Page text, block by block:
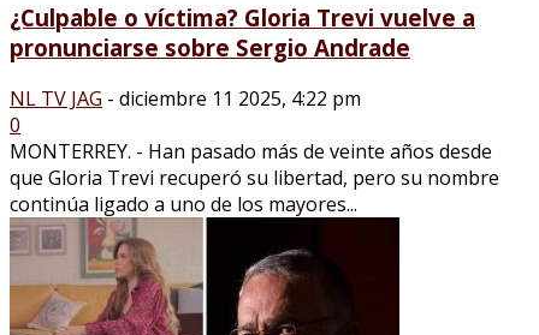
¿Culpable o víctima? Gloria Trevi vuelve a
pronunciarse sobre Sergio Andrade
NL TV JAG - diciembre 11 2025, 4:22 pm
0
MONTERREY. - Han pasado más de veinte años desde
que Gloria Trevi recuperó su libertad, pero su nombre
continúa ligado a uno de los mayores...